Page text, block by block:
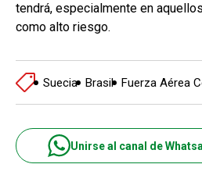
tendrá, especialmente en
como alto riesgo.
Suecia Brasil Fuerza Aérea
Unirse al canal de